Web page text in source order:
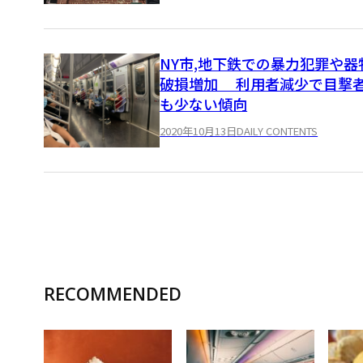
NY市,地下鉄での暴力犯罪や器
破損増加 利用者減少で目撃
も少ない傾向
2020年10月13日DAILY CONTENTS
RECOMMENDED